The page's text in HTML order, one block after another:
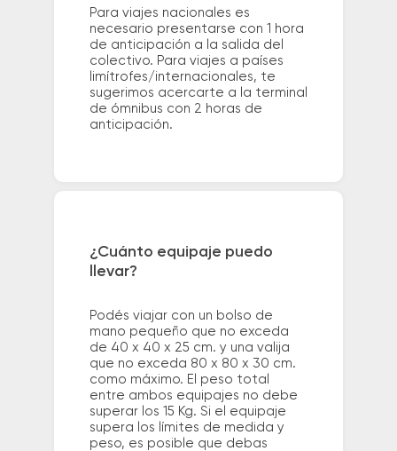
Para viajes nacionales es
necesario presentarse con 1 hora
de anticipación a la salida del
colectivo. Para viajes a países
limítrofes/internacionales, te
sugerimos acercarte a la terminal
de ómnibus con 2 horas de
anticipación.
¿Cuánto equipaje puedo
llevar?
Podés viajar con un bolso de
mano pequeño que no exceda
de 40 x 40 x 25 cm. y una valija
que no exceda 80 x 80 x 30 cm.
como máximo. El peso total
entre ambos equipajes no debe
superar los 15 Kg. Si el equipaje
supera los límites de medida y
peso, es posible que debas